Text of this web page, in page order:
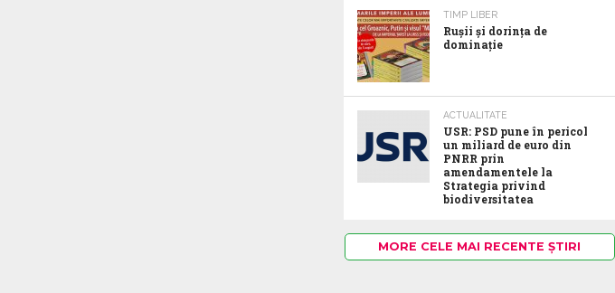
TIMP LIBER
Rușii și dorința de
dominație
ACTUALITATE
USR: PSD pune în pericol
un miliard de euro din
PNRR prin
amendamentele la
Strategia privind
biodiversitatea
MORE CELE MAI RECENTE ȘTIRI